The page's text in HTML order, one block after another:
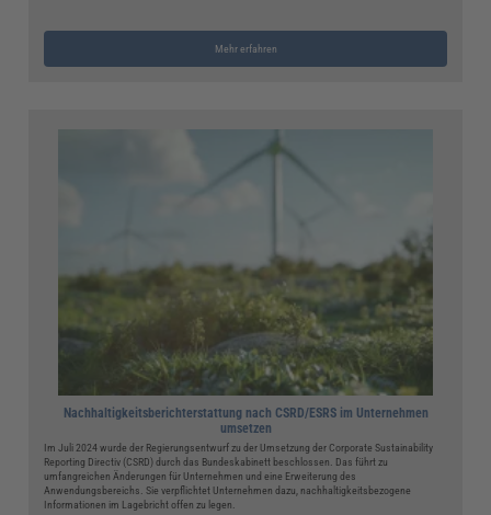
Mehr erfahren
Nachhaltigkeitsberichterstattung nach CSRD/ESRS im Unternehmen
umsetzen
Im Juli 2024 wurde der Regierungsentwurf zu der Umsetzung der Corporate Sustainability
Reporting Directiv (CSRD) durch das Bundeskabinett beschlossen. Das führt zu
umfangreichen Änderungen für Unternehmen und eine Erweiterung des
Anwendungsbereichs. Sie verpflichtet Unternehmen dazu, nachhaltigkeitsbezogene
Informationen im Lagebricht offen zu legen.